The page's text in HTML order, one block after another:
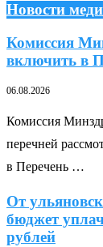
Новости
Комиссия
включить в
06.08.2026
Комиссия
перечней
в Перечень …
От
бюджет
рублей